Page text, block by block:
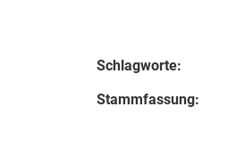
Schlagworte:
Stammfassung: